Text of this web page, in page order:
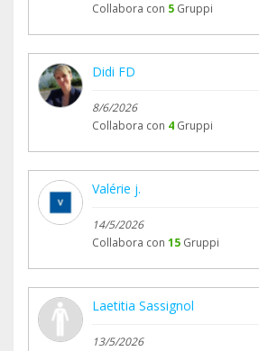
Collabora con 5 Gruppi
Didi FD
8/6/2026
Collabora con 4 Gruppi
Valérie j.
14/5/2026
Collabora con 15 Gruppi
Laetitia Sassignol
13/5/2026